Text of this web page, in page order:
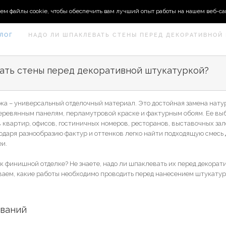
НАДО ЛИ ШПАКЛЕВАТЬ СТЕНЫ ПЕРЕД ДЕКОРАТИВНОЙ
стены перед декоративной штукатуркой?
– универсальный отделочный материал. Это достойная замена
панелям, перламутровой краске и фактурным обоям. Ее
офисов, гостиничных номеров, ресторанов, выставочных
разнообразию фактур и оттенков легко найти подходящую смесь
финишной отделке? Не знаете, надо ли шпаклевать их перед
какие работы необходимо проводить перед нанесением
файлы cookie, чтобы обеспечить вам лучший опыт работы на нашем веб-